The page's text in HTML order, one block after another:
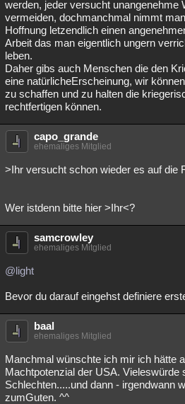
werden, jeder versucht unangenehme
vermeiden, dochmanchmal nimmt
Hoffnung letzendlich einen
Arbeit das man eigentlich ungern
leben.
Daher gibs auch Menschen die den
eine natürlicheErscheinung, wir
zu schaffen und zu halten die
rechtfertigen können.
capo_grande
ehemaliges Mitglied
>Ihr versucht schon wieder es auf die
Wer istdenn bitte hier >Ihr<?
samcrowley
ehemaliges Mitglied
@light
Bevor du darauf eingehst definiere
baal
ehemaliges Mitglied
Manchmal wünschte ich mir ich hätte
Machtpotenzial der USA. Vieleswürde
Schlechten.....und dann - irgendwann
zumGuten. ^^